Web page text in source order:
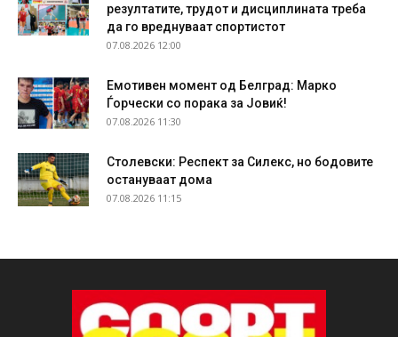
резултатите, трудот и дисциплината треба
да го вреднуваат спортистот
07.08.2026 12:00
Емотивен момент од Белград: Марко
Ѓорчески со порака за Јовиќ!
07.08.2026 11:30
Столевски: Респект за Силекс, но бодовите
остануваат дома
07.08.2026 11:15